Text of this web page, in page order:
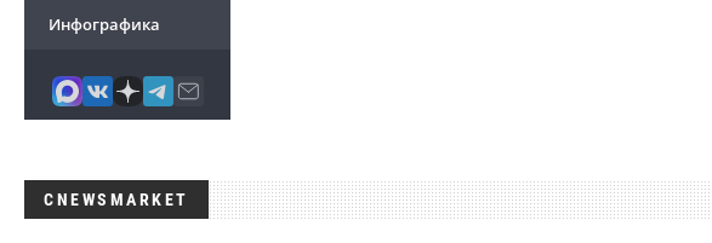
Инфографика
CNEWSMARKET